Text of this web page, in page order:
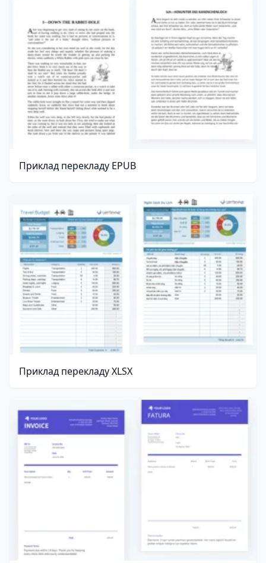
Приклад перекладу EPUB
Приклад перекладу XLSX